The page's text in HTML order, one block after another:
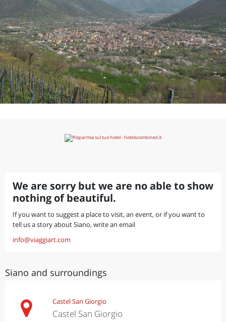
We are sorry but we are no able to show
nothing of beautiful.
If you want to suggest a place to visit, an event, or if you want to
tell us a story about Siano, write an email
info@viaggiart.com
Siano and surroundings
Castel San Giorgio
Castel San Giorgio